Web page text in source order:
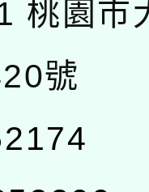
桃園市
號